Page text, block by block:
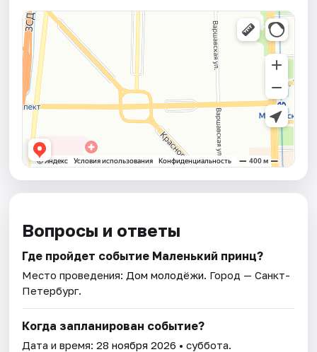
Вопросы и ответы
Где пройдет событие Маленький принц?
Место проведения: Дом молодёжи . Город — Санкт-
Петербург.
Когда запланирован событие?
Дата и время:28 ноября 2026 • суббота.